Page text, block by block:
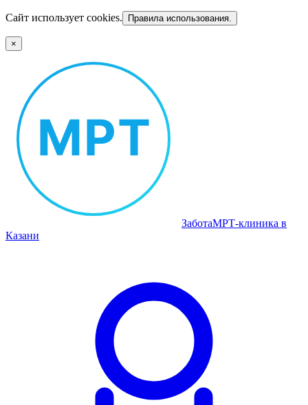
Сайт использует cookies. Правила использования.
×
ЗаботаМРТ‑клиника в
Казани